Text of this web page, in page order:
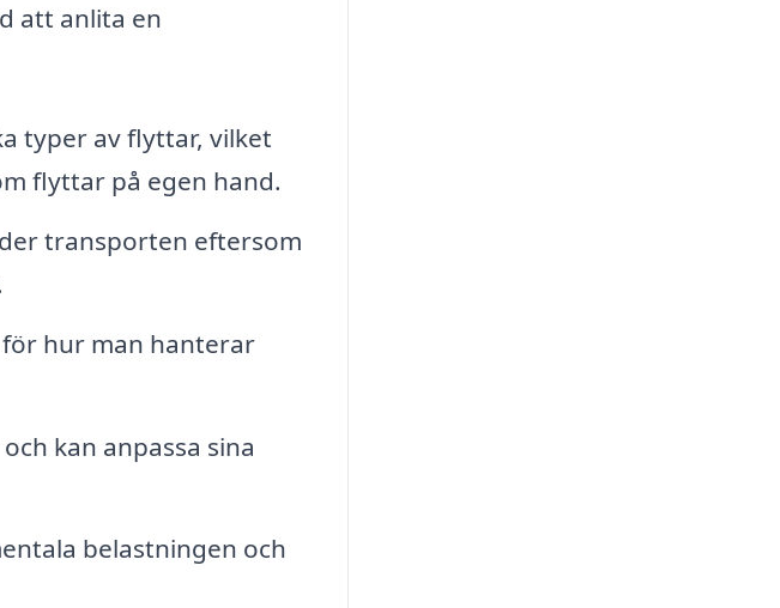
att anlita en
typer av flyttar, vilket
flyttar på egen hand.
transporten eftersom
hur man hanterar
kan anpassa sina
belastningen och